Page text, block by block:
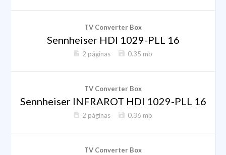
TV Converter Box
Sennheiser HDI 1029-PLL 16
2 páginas 0.35 mb
TV Converter Box
Sennheiser INFRAROT HDI 1029-PLL 16
2 páginas 0.36 mb
TV Converter Box